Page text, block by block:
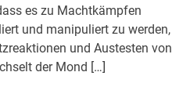
es zu Machtkämpfen
und manipuliert zu werden,
und Austesten von
der Mond […]